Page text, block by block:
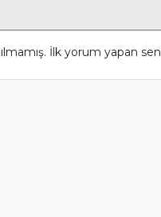
İlk yorum yapan